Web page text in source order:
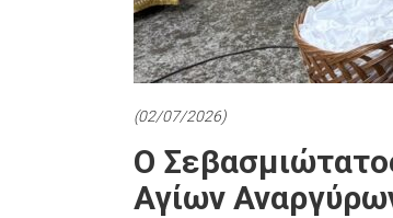
(02/07/2026)
Ο
Αγίων